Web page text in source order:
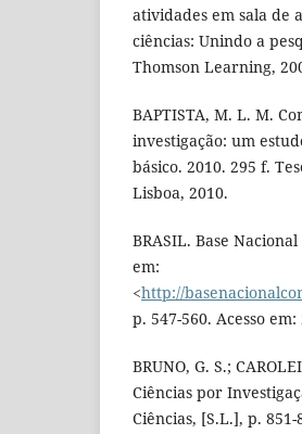
atividades em sala de
ciências: Unindo a
Thomson Learning,
BAPTISTA, M. L. M.
investigação: um
básico. 2010. 295 f.
Lisboa, 2010.
BRASIL. Base
em:
<http://
p. 547-560. Acesso em:
BRUNO, G. S.;
Ciências por
Ciências, [S.L.], p.